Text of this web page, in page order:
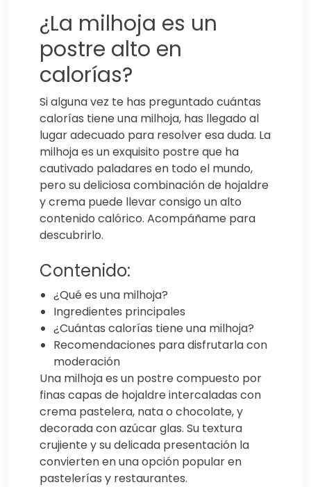
¿La milhoja es un
postre alto en
calorías?
Si alguna vez te has preguntado cuántas
calorías tiene una milhoja, has llegado al
lugar adecuado para resolver esa duda. La
milhoja es un exquisito postre que ha
cautivado paladares en todo el mundo,
pero su deliciosa combinación de hojaldre
y crema puede llevar consigo un alto
contenido calórico. Acompáñame para
descubrirlo.
Contenido:
¿Qué es una milhoja?
Ingredientes principales
¿Cuántas calorías tiene una milhoja?
Recomendaciones para disfrutarla con
moderación
Una milhoja es un postre compuesto por
finas capas de hojaldre intercaladas con
crema pastelera, nata o chocolate, y
decorada con azúcar glas. Su textura
crujiente y su delicada presentación la
convierten en una opción popular en
pastelerías y restaurantes.